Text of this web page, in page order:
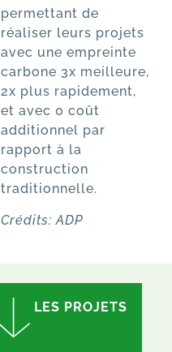
permettant de
réaliser leurs projets
avec une empreinte
carbone 3x meilleure,
2x plus rapidement,
et avec 0 coût
additionnel par
rapport à la
construction
traditionnelle.
Crédits: ADP
LES PROJETS